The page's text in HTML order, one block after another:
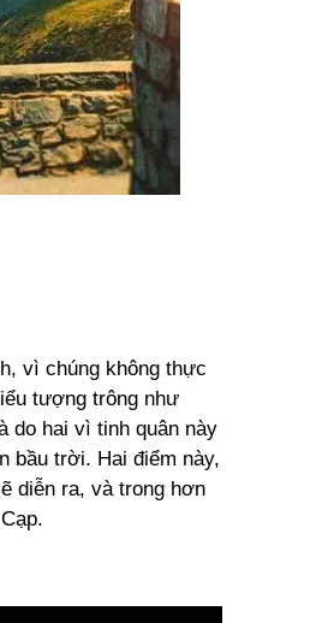
vì chúng không thực
tượng trông như
do hai vì tinh quân này
bầu trời. Hai điểm này,
diễn ra, và trong hơn